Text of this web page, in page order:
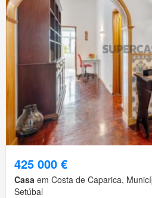
425 000 €
Casa em Costa de Caparica,
Setúbal